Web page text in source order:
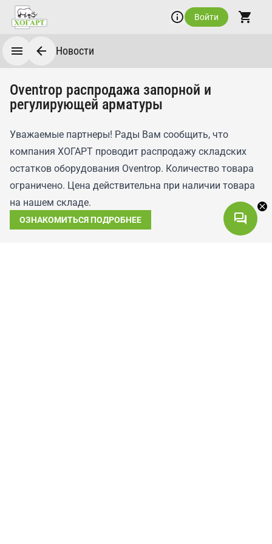
Войти
Новости
Oventrop распродажа запорной и
регулирующей арматуры
Уважаемые партнеры! Рады Вам сообщить, что
компания ХОГАРТ проводит распродажу складских
остатков оборудования Oventrop. Количество товара
ограничено. Цена действительна при наличии товара
на нашем складе.
ОЗНАКОМИТЬСЯ ПОДРОБНЕЕ